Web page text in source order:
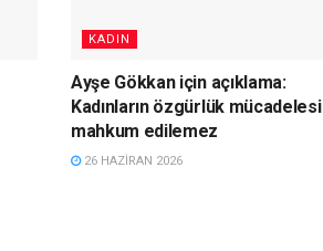
KADIN
Ayşe Gökkan için açıklama:
Kadınların özgürlük mücadelesi
mahkum edilemez
26 HAZIRAN 2026